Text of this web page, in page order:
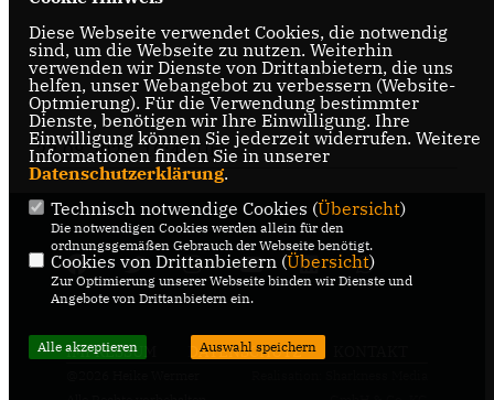
22.08.2025, 10:40 Uhr
IMPRESSUM DATENSCHUTZ
Diese Webseite verwendet Cookies, die notwendig
sind, um die Webseite zu nutzen. Weiterhin
verwenden wir Dienste von Drittanbietern, die uns
helfen, unser Webangebot zu verbessern (Website-
Optmierung). Für die Verwendung bestimmter
Dienste, benötigen wir Ihre Einwilligung. Ihre
Einwilligung können Sie jederzeit widerrufen. Weitere
Informationen finden Sie in unserer
Datenschutzerklärung.
Technisch notwendige Cookies (Übersicht)
Die notwendigen Cookies werden allein für den
ordnungsgemäßen Gebrauch der Webseite benötigt.
Cookies von Drittanbietern (Übersicht)
Zur Optimierung unserer Webseite binden wir Dienste und
Angebote von Drittanbietern ein.
Alle akzeptieren Auswahl speichern